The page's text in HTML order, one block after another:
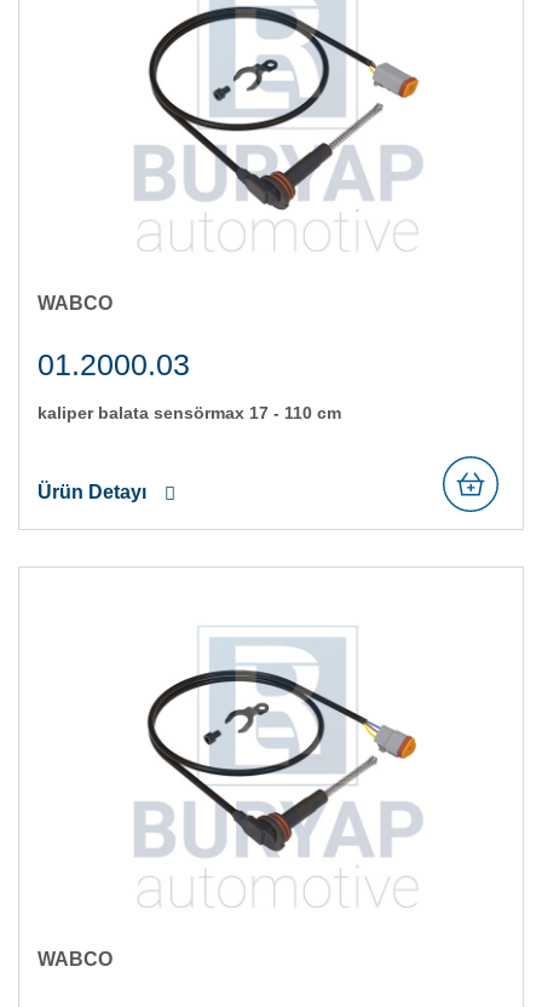
WABCO
01.2000.03
kali̇per balata sensörmax 17 - 110 cm
Ürün Detayı
WABCO